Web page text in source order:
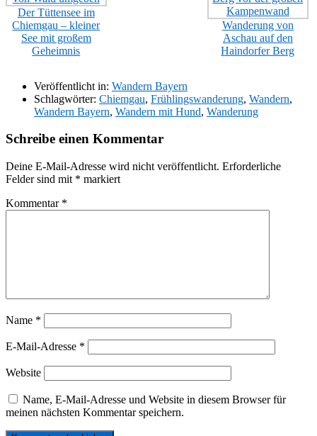
Der Tüttensee im
Chiemgau – kleiner
See mit großem
Geheimnis
Wanderung von
Aschau auf den
Haindorfer Berg
Veröffentlicht in: Wandern Bayern
Schlagwörter: Chiemgau, Frühlingswanderung, Wandern,
Wandern Bayern, Wandern mit Hund, Wanderung
Schreibe einen Kommentar
Deine E-Mail-Adresse wird nicht veröffentlicht. Erforderliche
Felder sind mit * markiert
Kommentar *
Name *
E-Mail-Adresse *
Website
Name, E-Mail-Adresse und Website in diesem Browser für
meinen nächsten Kommentar speichern.